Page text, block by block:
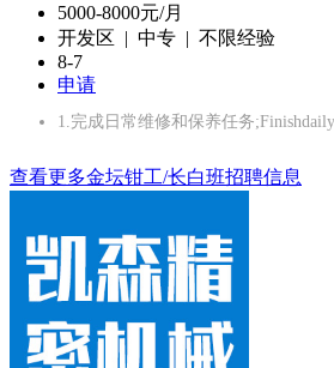
5000-8000元/月
开发区 | 中专 | 不限经验
8-7
申请
1.完成日常维修和保养任务
查看更多金坛钳工/长白班招聘信息